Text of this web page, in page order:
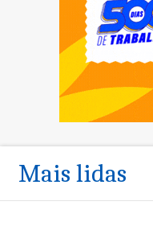
Mais lidas